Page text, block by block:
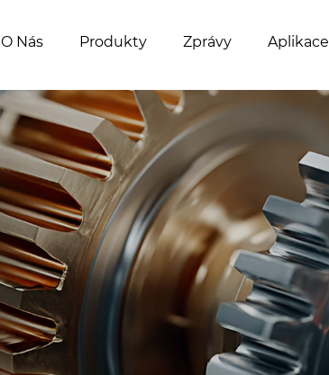
O Nás Produkty Zprávy Aplikace